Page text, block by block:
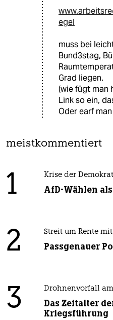
egel
muss bei
Bund3stag,
Grad liegen.
(wie fügt man
Link so ein,
Oder earf
meistkommentiert
1 Krise der
AfD-Wählen
2 Streit um Rente mit
Passgenauer
3 Drohnenvorfall
Das Zeitalter
Kriegsführung